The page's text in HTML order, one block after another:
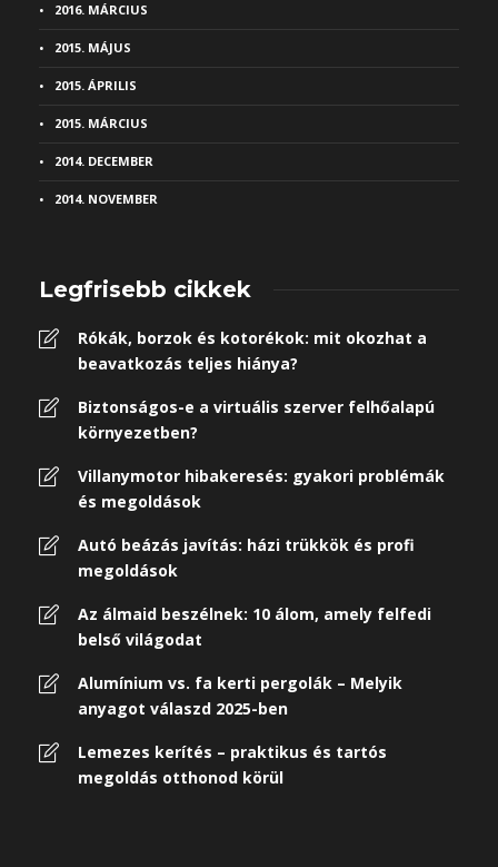
2016. MÁRCIUS
2015. MÁJUS
2015. ÁPRILIS
2015. MÁRCIUS
2014. DECEMBER
2014. NOVEMBER
Legfrisebb cikkek
Rókák, borzok és kotorékok: mit okozhat a
beavatkozás teljes hiánya?
Biztonságos-e a virtuális szerver felhőalapú
környezetben?
Villanymotor hibakeresés: gyakori problémák
és megoldások
Autó beázás javítás: házi trükkök és profi
megoldások
Az álmaid beszélnek: 10 álom, amely felfedi
belső világodat
Alumínium vs. fa kerti pergolák – Melyik
anyagot válaszd 2025-ben
Lemezes kerítés – praktikus és tartós
megoldás otthonod körül